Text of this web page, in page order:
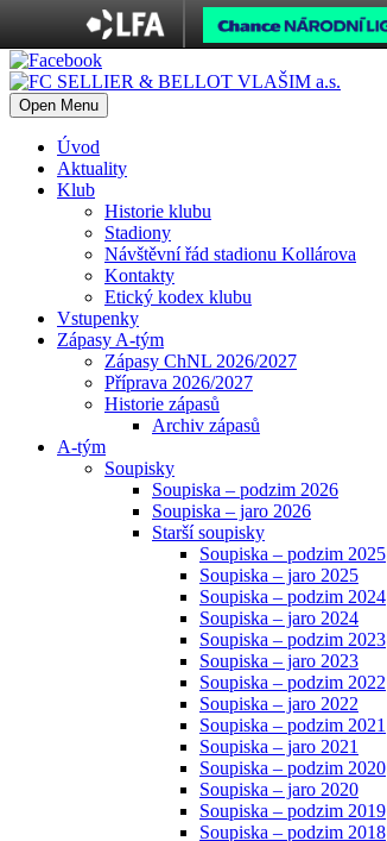
Open Menu
Úvod
Aktuality
Klub
Historie klubu
Stadiony
Návštěvní řád stadionu Kollárova
Kontakty
Etický kodex klubu
Vstupenky
Zápasy A-tým
Zápasy ChNL 2026/2027
Příprava 2026/2027
Historie zápasů
Archiv zápasů
A-tým
Soupisky
Soupiska – podzim 2026
Soupiska – jaro 2026
Starší soupisky
Soupiska – podzim 2025
Soupiska – jaro 2025
Soupiska – podzim 2024
Soupiska – jaro 2024
Soupiska – podzim 2023
Soupiska – jaro 2023
Soupiska – podzim 2022
Soupiska – jaro 2022
Soupiska – podzim 2021
Soupiska – jaro 2021
Soupiska – podzim 2020
Soupiska – jaro 2020
Soupiska – podzim 2019
Soupiska – podzim 2018